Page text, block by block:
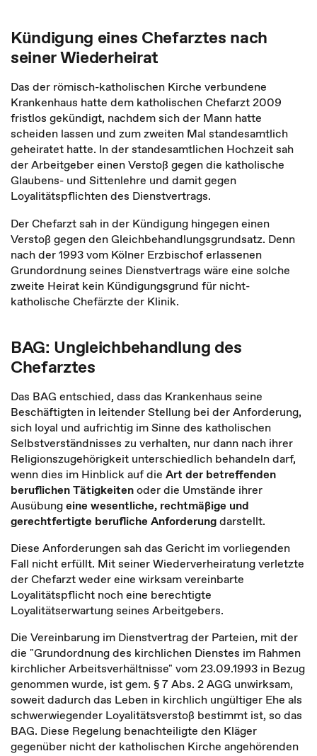
Kündigung eines Chefarztes nach
seiner Wiederheirat
Das der römisch-katholischen Kirche verbundene
Krankenhaus hatte dem katholischen Chefarzt 2009
fristlos gekündigt, nachdem sich der Mann hatte
scheiden lassen und zum zweiten Mal standesamtlich
geheiratet hatte. In der standesamtlichen Hochzeit sah
der Arbeitgeber einen Verstoß gegen die katholische
Glaubens- und Sittenlehre und damit gegen
Loyalitätspflichten des Dienstvertrags.
Der Chefarzt sah in der Kündigung hingegen einen
Verstoß gegen den Gleichbehandlungsgrundsatz. Denn
nach der 1993 vom Kölner Erzbischof erlassenen
Grundordnung seines Dienstvertrags wäre eine solche
zweite Heirat kein Kündigungsgrund für nicht-
katholische Chefärzte der Klinik.
BAG: Ungleichbehandlung des
Chefarztes
Das BAG entschied, dass das Krankenhaus seine
Beschäftigten in leitender Stellung bei der Anforderung,
sich loyal und aufrichtig im Sinne des katholischen
Selbstverständnisses zu verhalten, nur dann nach ihrer
Religionszugehörigkeit unterschiedlich behandeln darf,
wenn dies im Hinblick auf die Art der betreffenden
beruflichen Tätigkeitenoder die Umstände ihrer
Ausübungeine wesentliche, rechtmäßige und
gerechtfertigte berufliche Anforderungdarstellt.
Diese Anforderungen sah das Gericht im vorliegenden
Fall nicht erfüllt. Mit seiner Wiederverheiratung verletzte
der Chefarzt weder eine wirksam vereinbarte
Loyalitätspflicht noch eine berechtigte
Loyalitätserwartung seines Arbeitgebers.
Die Vereinbarung im Dienstvertrag der Parteien, mit der
die "Grundordnung des kirchlichen Dienstes im Rahmen
kirchlicher Arbeitsverhältnisse" vom 23.09.1993 in Bezug
genommen wurde, ist gem. § 7 Abs. 2 AGG unwirksam,
soweit dadurch das Leben in kirchlich ungültiger Ehe als
schwerwiegender Loyalitätsverstoß bestimmt ist, so das
BAG. Diese Regelung benachteiligte den Kläger
gegenüber nicht der katholischen Kirche angehörenden